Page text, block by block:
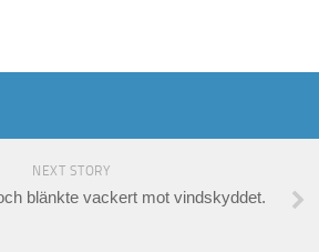
NEXT STORY
blänkte vackert mot vindskyddet.